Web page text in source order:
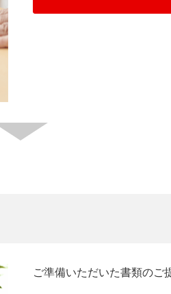
ご準備いただいた書類のご